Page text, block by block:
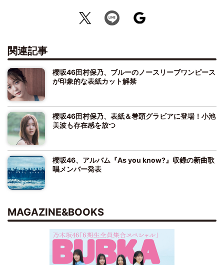
関連記事
櫻坂46田村保乃、ブルーのノースリーブワンピース
が印象的な表紙カット解禁
櫻坂46田村保乃、表紙＆巻頭グラビアに登場！小池
美波も存在感を放つ
櫻坂46、アルバム『As you know?』収録の新曲歌
唱メンバー発表
MAGAZINE&BOOKS